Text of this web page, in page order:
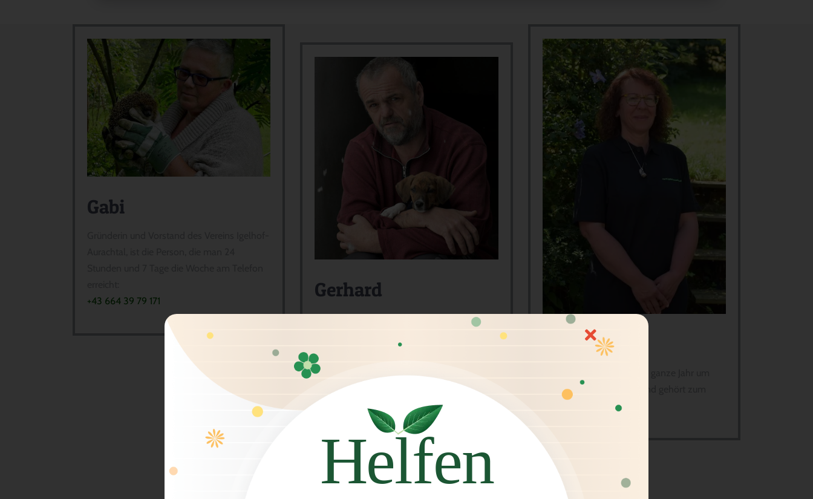
Gabi
+43 664 39 79 171
Gerhard
Der Mann, der alles richtet und baut, von
Nachtschichten übernimmt, Wärmeflaschen
erneuert und Medizin verabreicht und auch
die Person, die Gabi aus dem Bett holt, wenn
nachts ein Notfall vor der Tür steht…
Daniela
verletzte schwache Igel und gehört zum
Helfen